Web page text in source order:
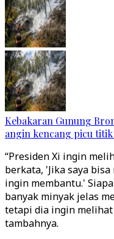
Kebakaran Gunung
angin kencang picu
“Presiden Xi ingin
berkata, 'Jika saya
ingin membantu.'
banyak minyak jelas
tetapi dia ingin
tambahnya.